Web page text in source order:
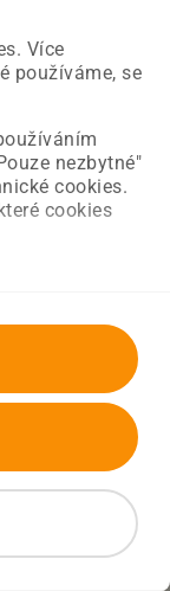
Více
používáme, se
nezbytné"
cookies.
cookies
stránku.